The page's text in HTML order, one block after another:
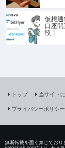
仮想
口座
較！
トップ 当サイト
プライバシーポリシー
無断転載を固く禁じてお